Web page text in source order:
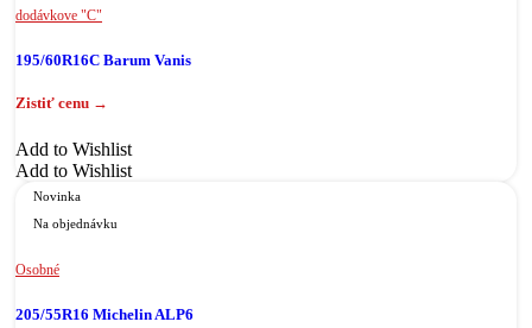
dodávkove "C"
195/60R16C Barum Vanis
Add to Wishlist
Add to Wishlist
Novinka
Na objednávku
Osobné
205/55R16 Michelin ALP6